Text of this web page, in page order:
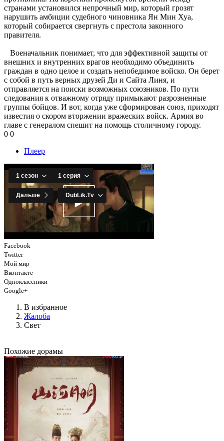
странами установился непрочный мир, который грозят
нарушить амбиции судебного чиновника Ян Мин Хуа,
который собирается свергнуть с престола законного
правителя.
Военачальник понимает, что для эффективной защиты от
внешних и внутренних врагов необходимо объединить
граждан в одно целое и создать непобедимое войско. Он берет
с собой в путь верных друзей Ди и Сайта Линя, и
отправляется на поиски возможных союзников. По пути
следования к отважному отряду примыкают разрозненные
группы бойцов. И вот, когда уже сформирован союз, приходят
известия о скором вторжении вражеских войск. Армия во
главе с генералом спешит на помощь столичному городу.
0 0
Плеер
Facebook
Twitter
Мой мир
Вконтакте
Одноклассники
Google+
В избранное
Жалоба
Свет
Похожие дорамы